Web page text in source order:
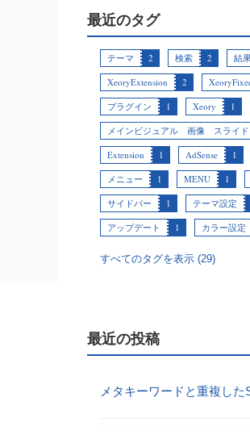
最近のタグ
テーマ 2 検索 2 結
XeoryExtension
2
プラグイン
1 Xeory 1
メインビジュアル 画像 スライド
Extension
1 AdSense 1
メニュー
1 MENU 1
サイドバー
1 テーマ設定
アップデート
1 カラー設定
すべてのタグを表示 (29)
最近の投稿
メタキーワードと重複した